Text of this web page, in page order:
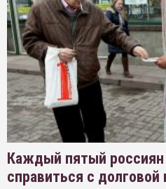
Каждый пятый
справиться с долговой